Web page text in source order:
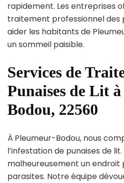
rapidement. Les entreprises
traitement professionnel des
aider les habitants de
un sommeil paisible.
Services de
Punaises de Lit
Bodou, 22560
À Pleumeur-Bodou, nous
l’infestation de punaises de
malheureusement un endroit
parasites. Notre équipe